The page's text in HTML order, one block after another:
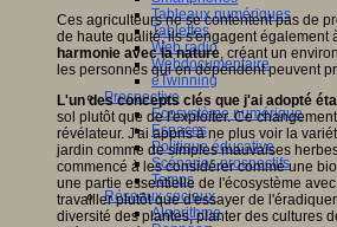
Tableaux numériques
Tablettes
Web radio
Webdocumentaire
eTwinning
Prospective
Ecosystème numérique
Espaces
Politique éducative
Scénarios prospectifs
Temps
Réseaux sociaux
Algorithme
Ces agriculteurs ne se contentent pas de
de haute qualité; ils s'engagent également
harmonie avec la nature, créant un
les personnes qui en dépendent peuvent
L'un des concepts clés que j'ai adopté
sol plutôt que de l'exploiter. Ce
révélateur. J'ai appris à ne plus voir la
jardin comme de simples mauvaises
commencé à les considérer comme une
une partie essentielle de l'écosystème
travailler plutôt que d'essayer de
diversité des plantes, planter des cultures